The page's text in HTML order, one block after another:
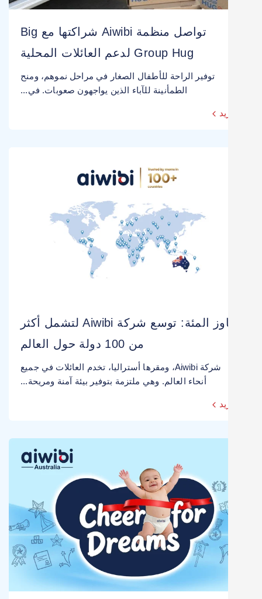
تواصل منظمة Aiwibi شراكتها مع Big
Group Hug لدعم العائلات المحلية
توفير الراحة للأطفال الصغار في مراحل نموهم، ومنح
الطمأنينة للآباء الذين يواجهون صعوبات. في...
تجاوز المئة: توسع شركة Aiwibi لتشمل أكثر
شركة Aiwibi، ومقرها أستراليا، تخدم العائلات في جميع
أنحاء العالم. وهي ملتزمة بتوفير بيئة آمنة ومريحة...